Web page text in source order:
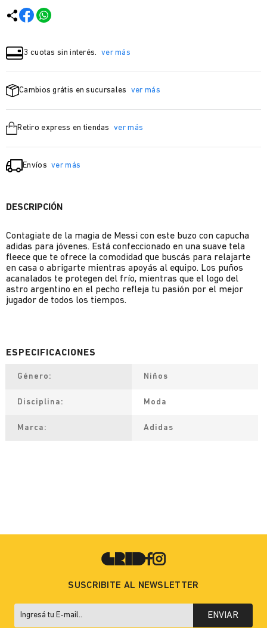
3 cuotas sin interés. ver más
Cambios grátis en sucursales ver más
Retiro express en tiendas ver más
Envíos ver más
DESCRIPCIÓN
Contagiate de la magia de Messi con este buzo con capucha
adidas para jóvenes. Está confeccionado en una suave tela
fleece que te ofrece la comodidad que buscás para relajarte
en casa o abrigarte mientras apoyás al equipo. Los puños
acanalados te protegen del frío, mientras que el logo del
astro argentino en el pecho refleja tu pasión por el mejor
jugador de todos los tiempos.
Género Niños
Disciplina Moda
Marca Adidas
SUSCRIBITE AL NEWSLETTER
ENVIAR